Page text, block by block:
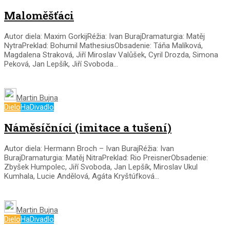
Maloměšťáci
Autor diela: Maxim GorkijRéžia: Ivan BurajDramaturgia: Matěj
NytraPreklad: Bohumil MathesiusObsadenie: Táňa Malíková,
Magdalena Straková, Jiří Miroslav Valůšek, Cyril Drozda, Simona
Peková, Jan Lepšík, Jiří Svoboda...
Martin Bujna
DieloHaDivadlo
Náměsíčníci (imitace a tušení)
Autor diela: Hermann Broch – Ivan BurajRéžia: Ivan
BurajDramaturgia: Matěj NitraPreklad: Rio PreisnerObsadenie:
Zbyšek Humpolec, Jiří Svoboda, Jan Lepšík, Miroslav Ukul
Kumhala, Lucie Andělová, Agáta Kryštúfková...
Martin Bujna
DieloHaDivadlo